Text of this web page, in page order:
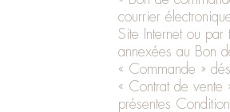
courrier
Site Internet ou
annexées au Bon
« Commande »
« Contrat de vente
présentes